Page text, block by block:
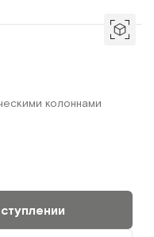
колоннами